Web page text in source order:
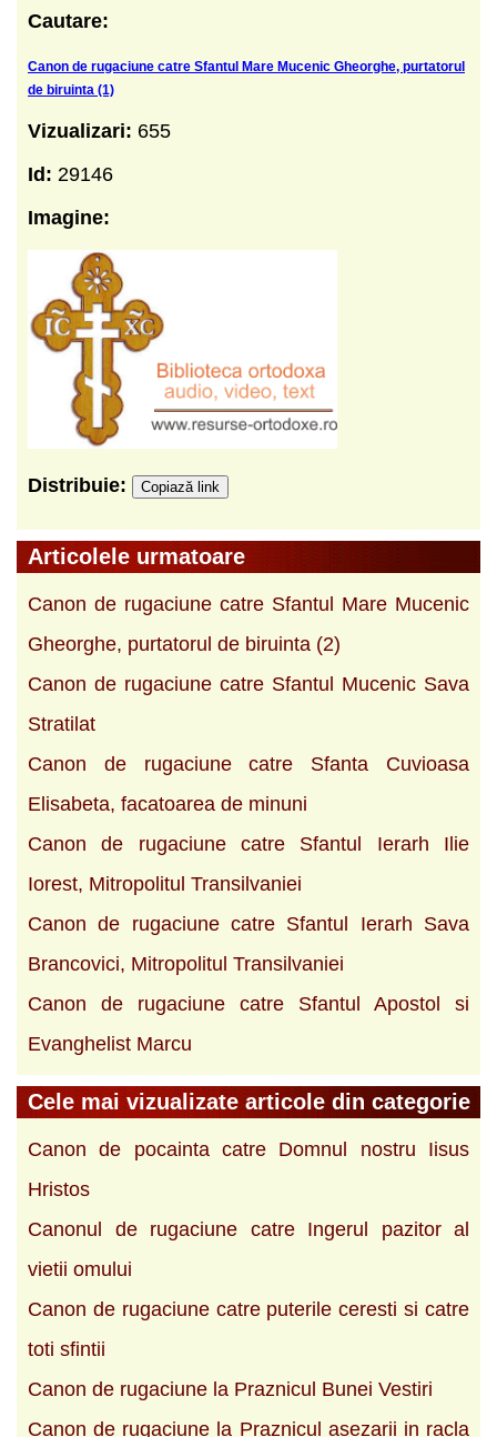
Cautare:
Canon de rugaciune catre Sfantul Mare Mucenic Gheorghe, purtatorul
de biruinta (1)
Vizualizari: 655
Id: 29146
Imagine:
Distribuie: Copiază link
Articolele urmatoare
Canon de rugaciune catre Sfantul Mare Mucenic
Gheorghe, purtatorul de biruinta (2)
Canon de rugaciune catre Sfantul Mucenic Sava
Stratilat
Canon de rugaciune catre Sfanta Cuvioasa
Elisabeta, facatoarea de minuni
Canon de rugaciune catre Sfantul Ierarh Ilie
Iorest, Mitropolitul Transilvaniei
Canon de rugaciune catre Sfantul Ierarh Sava
Brancovici, Mitropolitul Transilvaniei
Canon de rugaciune catre Sfantul Apostol si
Evanghelist Marcu
Cele mai vizualizate articole din categorie
Canon de pocainta catre Domnul nostru Iisus
Hristos
Canonul de rugaciune catre Ingerul pazitor al
vietii omului
Canon de rugaciune catre puterile ceresti si catre
toti sfintii
Canon de rugaciune la Praznicul Bunei Vestiri
Canon de rugaciune la Praznicul asezarii in racla